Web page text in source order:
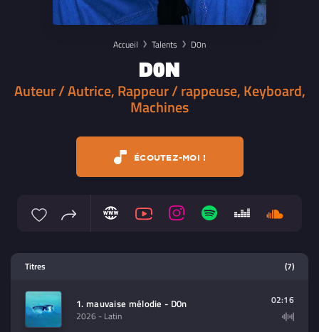
Accueil Talents D0n
D0N
Auteur / Autrice, Rappeur / rappeuse, Keyboard,
Machines
ÉCOUTEZ-MOI !
contenu à lire (audio/video)
Titres (7)
1. mauvaise mélodie - D0n
2026 - Latin
02:16